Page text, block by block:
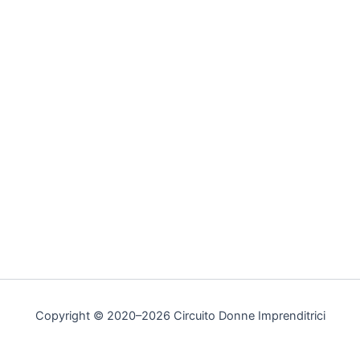
Copyright © 2020–2026 Circuito Donne Imprenditrici